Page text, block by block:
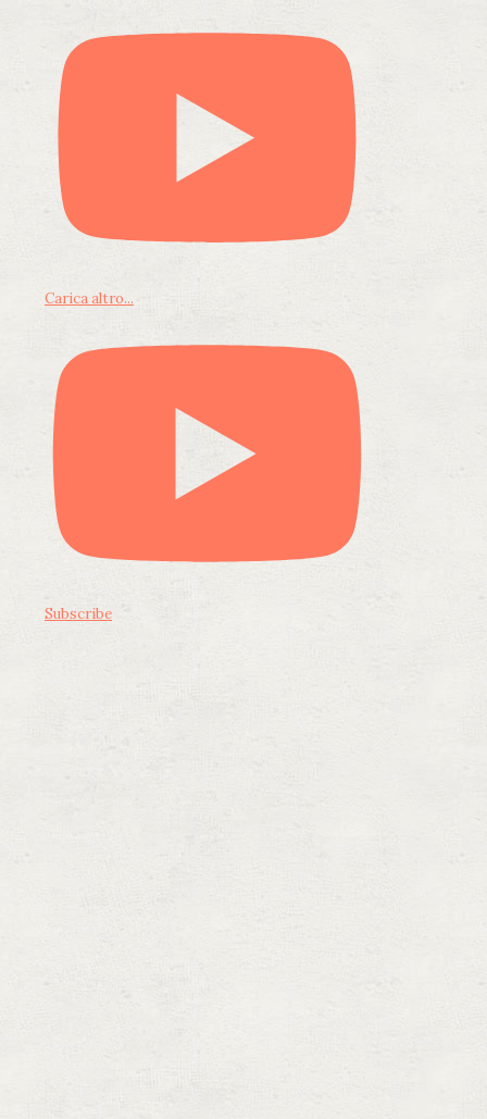
Carica altro...
Subscribe